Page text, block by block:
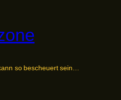
so bescheuert sein…